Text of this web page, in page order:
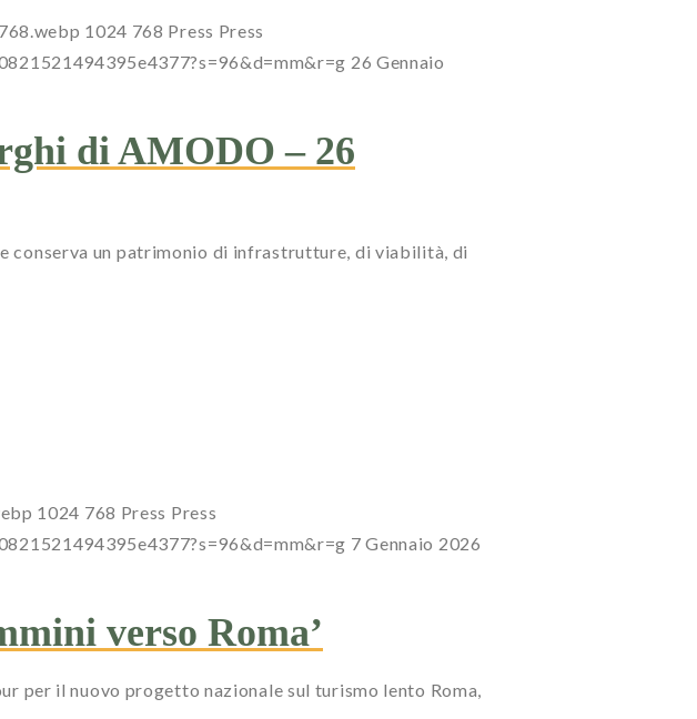
1024 768 Press Press
26 Gennaio
di AMODO – 26
conserva un patrimonio di infrastrutture, di viabilità, di
1024 768 Press Press
7 Gennaio 2026
verso Roma’
per il nuovo progetto nazionale sul turismo lento Roma,